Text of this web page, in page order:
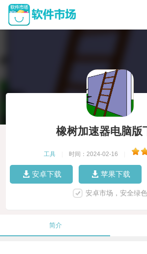
橡树加速器电脑版
工具 时间：2024-02-16
安卓下载 苹果下载
安卓市场，安全绿色
简介